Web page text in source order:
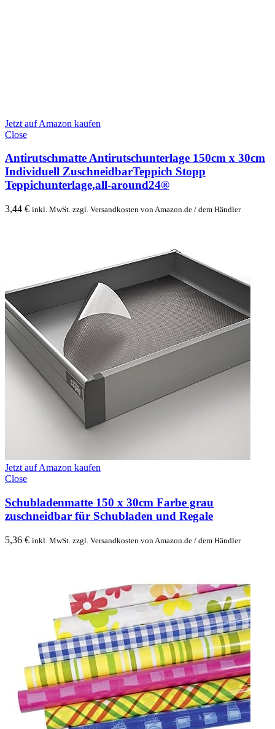
Jetzt auf Amazon kaufen
Close
Antirutschmatte Antirutschunterlage 150cm x 30cm
Individuell ZuschneidbarTeppich Stopp
Teppichunterlage,all-around24®
3,44 € inkl. MwSt. zzgl. Versandkosten von Amazon.de / dem Händler
Jetzt auf Amazon kaufen
Close
Schubladenmatte 150 x 30cm Farbe grau
zuschneidbar für Schubladen und Regale
5,36 € inkl. MwSt. zzgl. Versandkosten von Amazon.de / dem Händler